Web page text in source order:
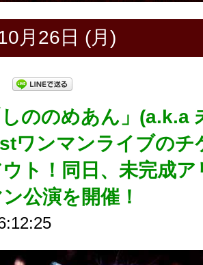
月26日 (月)
ののめあん」(a.k.a
ワンマンライブのチ
ト！同日、未完成
公演を開催！